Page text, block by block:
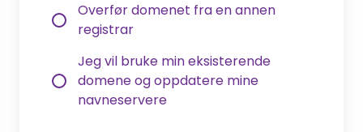
Overfør domenet fra en annen
registrar
Jeg vil bruke min eksisterende
domene og oppdatere mine
navneservere